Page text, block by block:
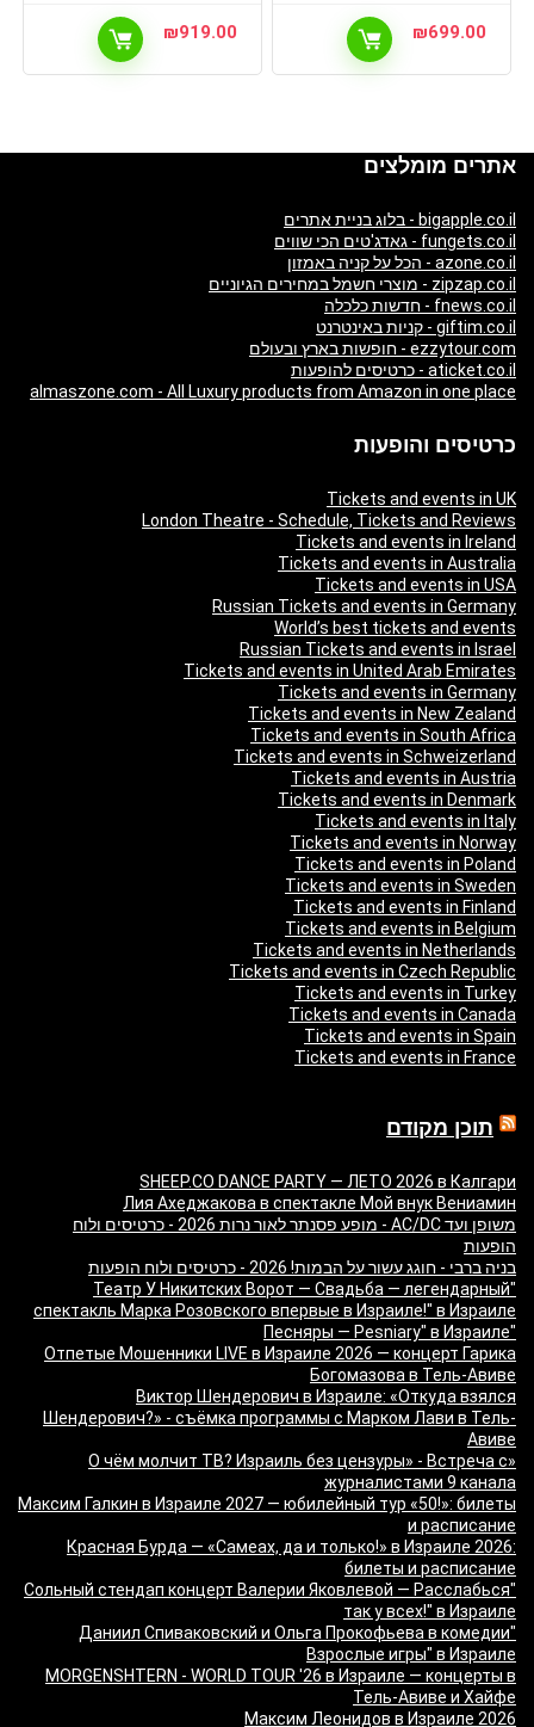
₪699.00
₪919.00
אתרים מומלצים
bigapple.co.il - בלוג בניית אתרים
fungets.co.il - גאדג'טים הכי שווים
azone.co.il - הכל על קניה באמזון
zipzap.co.il - מוצרי חשמל במחירים הגיוניים
fnews.co.il - חדשות כלכלה
giftim.co.il - קניות באינטרנט
ezzytour.com - חופשות בארץ ובעולם
aticket.co.il - כרטיסים להופעות
almaszone.com - All Luxury products from Amazon in one place
כרטיסים והופעות
Tickets and events in UK
London Theatre - Schedule, Tickets and Reviews
Tickets and events in Ireland
Tickets and events in Australia
Tickets and events in USA
Russian Tickets and events in Germany
World’s best tickets and events
Russian Tickets and events in Israel
Tickets and events in United Arab Emirates
Tickets and events in Germany
Tickets and events in New Zealand
Tickets and events in South Africa
Tickets and events in Schweizerland
Tickets and events in Austria
Tickets and events in Denmark
Tickets and events in Italy
Tickets and events in Norway
Tickets and events in Poland
Tickets and events in Sweden
Tickets and events in Finland
Tickets and events in Belgium
Tickets and events in Netherlands
Tickets and events in Czech Republic
Tickets and events in Turkey
Tickets and events in Canada
Tickets and events in Spain
Tickets and events in France
תוכן מקודם
SHEEP.CO DANCE PARTY — ЛЕТО 2026 в Калгари
Лия Ахеджакова в спектакле Мой внук Вениамин
משופן ועד AC/DC - מופע פסנתר לאור נרות 2026 - כרטיסים ולוח
הופעות
בניה ברבי - חוגג עשור על הבמות! 2026 - כרטיסים ולוח הופעות
"Театр У Никитских Ворот — Свадьба — легендарный
спектакль Марка Розовского впервые в Израиле!" в Израиле
"Песняры — Pesniary" в Израиле
Отпетые Мошенники LIVE в Израиле 2026 — концерт Гарика
Богомазова в Тель-Авиве
Виктор Шендерович в Израиле: «Откуда взялся
Шендерович?» - съёмка программы с Марком Лави в Тель-
Авиве
«О чём молчит ТВ? Израиль без цензуры» - Встреча с
журналистами 9 канала
Максим Галкин в Израиле 2027 — юбилейный тур «50!»: билеты
и расписание
Красная Бурда — «Самеах, да и только!» в Израиле 2026:
билеты и расписание
"Сольный стендап концерт Валерии Яковлевой — Расслабься
так у всех!" в Израиле
"Даниил Спиваковский и Ольга Прокофьева в комедии
Взрослые игры" в Израиле
MORGENSHTERN - WORLD TOUR '26 в Израиле — концерты в
Тель-Авиве и Хайфе
Максим Леонидов в Израиле 2026